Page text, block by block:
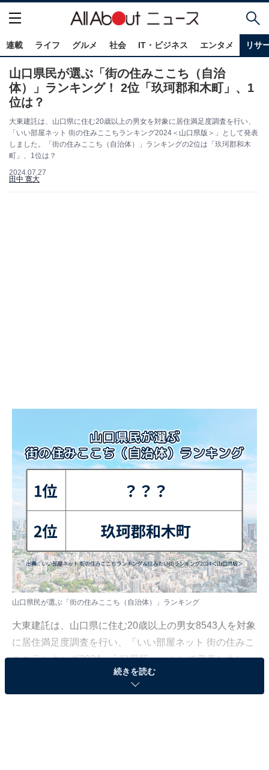
連載 ライフ グルメ 社会 IT・ビジネス エンタメ リサ
山口県民が選ぶ「街の住みここち（自治
体）」ランキング！ 2位「玖珂郡和木町」、1
位は？
大東建託は、山口県に住む20歳以上の男女を対象に居住満足度調査を行い、
「いい部屋ネット 街の住みここちランキング2024＜山口県版＞」として発表
しました。「街の住みここち（自治体）」ランキングの2位は「玖珂郡和木
町」、1位は？
2024.07.27
田中 寛大
山口県民が選ぶ「街の住みここち（自治体）」ランキング
大東建託は、山口県に住む20歳以上の男女8543人を対象
に居住満足度調査を行い、「いい部屋ネット 街の住みこ
こちランキング2024＜山口県版＞」として発表しまし
た。調査期間は、2020～2024年（2019年は一部の回答
のみ使用）です。
続きを読む